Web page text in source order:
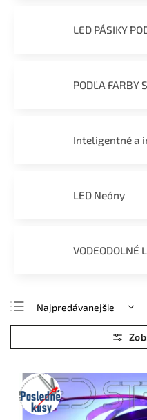
LED PÁSIKY
PODĽA FARBY
Inteligentné a
LED Neóny
VODEODOLNÉ
Najpredávanejšie
Najlacnejšie
Najdrahšie
Abecedne
Posledné
kusy